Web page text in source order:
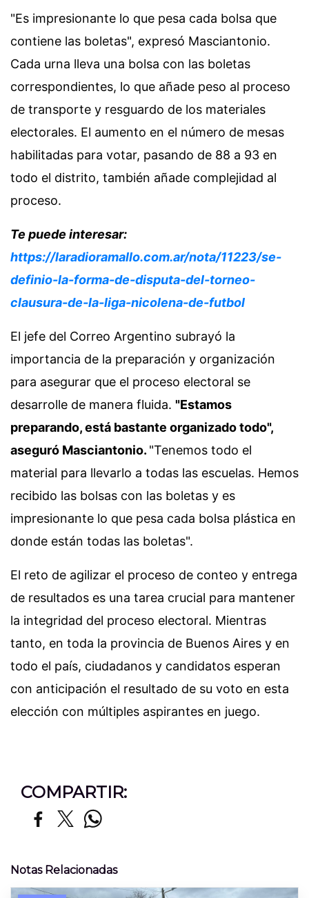
"Es impresionante lo que pesa cada bolsa que
contiene las boletas", expresó Masciantonio.
Cada urna lleva una bolsa con las boletas
correspondientes, lo que añade peso al proceso
de transporte y resguardo de los materiales
electorales. El aumento en el número de mesas
habilitadas para votar, pasando de 88 a 93 en
todo el distrito, también añade complejidad al
proceso.
Te puede interesar:
https://laradioramallo.com.ar/nota/11223/se-
definio-la-forma-de-disputa-del-torneo-
clausura-de-la-liga-nicolena-de-futbol
El jefe del Correo Argentino subrayó la
importancia de la preparación y organización
para asegurar que el proceso electoral se
desarrolle de manera fluida. "Estamos
preparando, está bastante organizado todo",
aseguró Masciantonio. "Tenemos todo el
material para llevarlo a todas las escuelas. Hemos
recibido las bolsas con las boletas y es
impresionante lo que pesa cada bolsa plástica en
donde están todas las boletas".
El reto de agilizar el proceso de conteo y entrega
de resultados es una tarea crucial para mantener
la integridad del proceso electoral. Mientras
tanto, en toda la provincia de Buenos Aires y en
todo el país, ciudadanos y candidatos esperan
con anticipación el resultado de su voto en esta
elección con múltiples aspirantes en juego.
COMPARTIR:
Notas Relacionadas